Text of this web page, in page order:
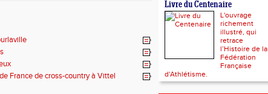
France de cross-country à Vittel
Livre du Centenaire
L'ouvrage
richement
illustré, qui
retrace
l’Histoire de la
Fédération
Française
d'Athlétisme.